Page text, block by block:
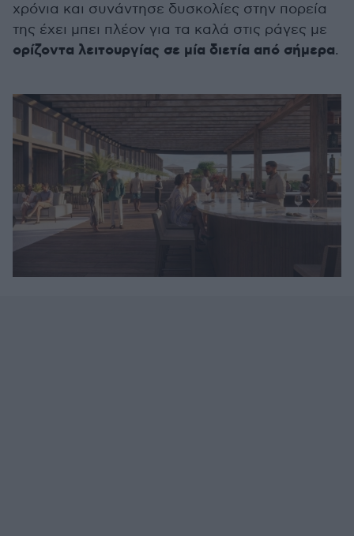
χρόνια και συνάντησε δυσκολίες στην πορεία
της έχει μπει πλέον για τα καλά στις ράγες με
ορίζοντα λειτουργίας σε μία διετία από σήμερα.